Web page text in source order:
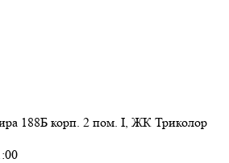
188Б корп. 2 пом. I, ЖК Триколор